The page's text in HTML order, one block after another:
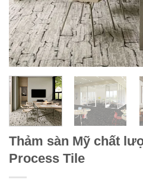
Thảm sàn Mỹ chất
Process Tile